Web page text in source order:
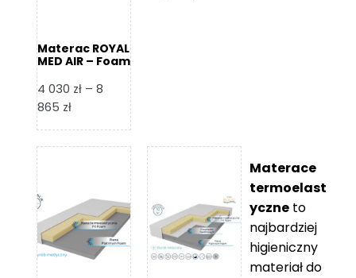
Materac ROYAL
MED AIR – Foam
4 030 zł – 8
865 złZakres
od
do
8
865 zł
Materace
termoelast
yczne to
najbardziej
higieniczny
materiał do